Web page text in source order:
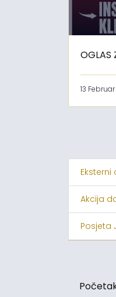
OGLAS
13
Eksterni
Akcija
Posjeta